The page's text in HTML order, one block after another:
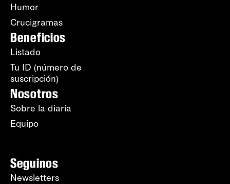
Humor
Crucigramas
Beneficios
Listado
Tu ID (número de
suscripción)
Nosotros
Sobre la diaria
Equipo
Seguinos
Newsletters